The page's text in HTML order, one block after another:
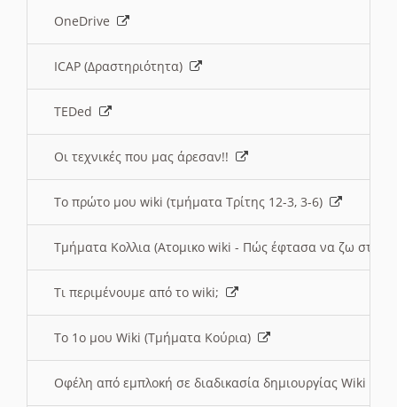
OneDrive
ICAP (Δραστηριότητα)
TEDed
Οι τεχνικές που μας άρεσαν!!
Το πρώτο μου wiki (τμήματα Τρίτης 12-3, 3-6)
Τμήματα Κολλια (Ατομικο wiki - Πώς έφτασα να ζω στην
Τι περιμένουμε από το wiki;
Το 1ο μου Wiki (Τμήματα Κούρια)
Οφέλη από εμπλοκή σε διαδικασία δημιουργίας Wiki